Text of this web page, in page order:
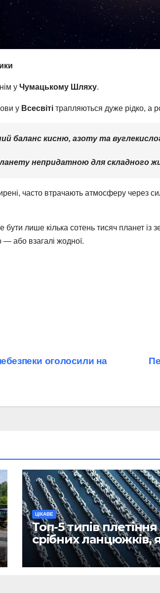
у Чумацькому Шляху.
у Всесвіті трапляються дуже рідко,
баланс кисню, азоту та
непридатною для складного
часто втрачають атмосферу через
бути лише кілька сотень тисяч планет
— або взагалі жодної.
оголосили на
ЦІКАВЕ
Топ-5 типів плетіння
срібних ланцюжків,
вважаються
найнадійнішими